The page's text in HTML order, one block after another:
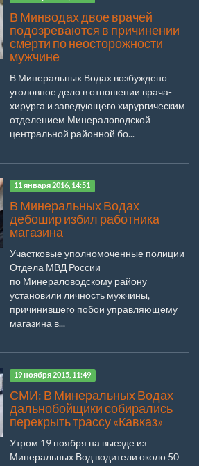
В Минводах двое врачей
подозреваются в причинении
смерти по неосторожности
мужчине
В Минеральных Водах возбуждено
уголовное дело в отношении врача-
хирурга и заведующего хирургическим
отделением Минераловодской
центральной районной бо...
11 января 2016, 14:51
В Минеральных Водах
дебошир избил работника
магазина
Участковые уполномоченные полиции
Отдела МВД России
по Минераловодскому району
установили личность мужчины,
причинившего побои управляющему
магазина в...
19 ноября 2015, 11:49
СМИ: В Минеральных Водах
дальнобойщики собирались
перекрыть трассу «Кавказ»
Утром 19 ноября на выезде из
Минеральных Вод водители около 50